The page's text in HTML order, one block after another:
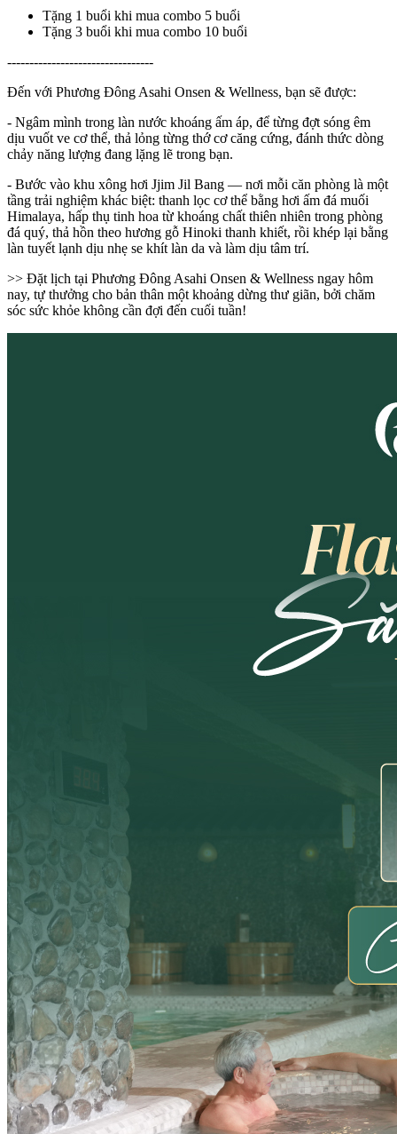
Tặng 1 buổi khi mua combo 5 buổi
Tặng 3 buổi khi mua combo 10 buổi
---------------------------------
Đến với Phương Đông Asahi Onsen & Wellness, bạn sẽ được:
- Ngâm mình trong làn nước khoáng ấm áp, để từng đợt sóng êm
dịu vuốt ve cơ thể, thả lỏng từng thớ cơ căng cứng, đánh thức dòng
chảy năng lượng đang lặng lẽ trong bạn.
- Bước vào khu xông hơi Jjim Jil Bang — nơi mỗi căn phòng là một
tầng trải nghiệm khác biệt: thanh lọc cơ thể bằng hơi ấm đá muối
Himalaya, hấp thụ tinh hoa từ khoáng chất thiên nhiên trong phòng
đá quý, thả hồn theo hương gỗ Hinoki thanh khiết, rồi khép lại bằng
làn tuyết lạnh dịu nhẹ se khít làn da và làm dịu tâm trí.
>> Đặt lịch tại Phương Đông Asahi Onsen & Wellness ngay hôm
nay, tự thưởng cho bản thân một khoảng dừng thư giãn, bởi chăm
sóc sức khỏe không cần đợi đến cuối tuần!